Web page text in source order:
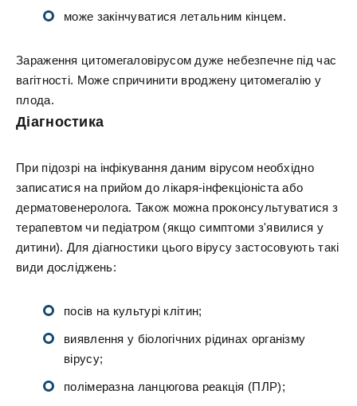
може закінчуватися летальним кінцем.
Зараження цитомегаловірусом дуже небезпечне під час
вагітності. Може спричинити вроджену цитомегалію у
плода.
Діагностика
При підозрі на інфікування даним вірусом необхідно
записатися на прийом до лікаря-інфекціоніста або
дерматовенеролога. Також можна проконсультуватися з
терапевтом чи педіатром (якщо симптоми з'явилися у
дитини). Для діагностики цього вірусу застосовують такі
види досліджень:
посів на культурі клітин;
виявлення у біологічних рідинах організму
вірусу;
полімеразна ланцюгова реакція (ПЛР);